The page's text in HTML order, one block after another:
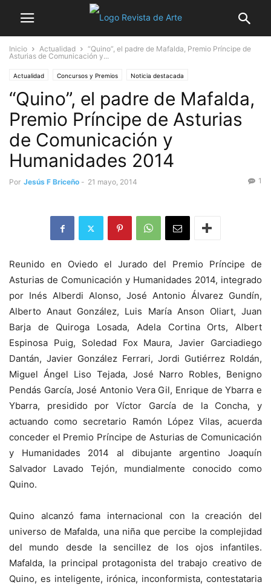
Inicio Actualidad
“Quino”, el padre de Mafalda, Premio Príncipe de
Asturias de Comunicación y...
Actualidad Concursos y Premios Noticia destacada
“Quino”, el padre de Mafalda,
Premio Príncipe de Asturias
de Comunicación y
Humanidades 2014
Por Jesús F Briceño - 21 mayo, 2014 1
Reunido en Oviedo el Jurado del Premio Príncipe de
Asturias de Comunicación y Humanidades 2014, integrado
por Inés Alberdi Alonso, José Antonio Álvarez Gundín,
Alberto Anaut González, Luis María Anson Oliart, Juan
Barja de Quiroga Losada, Adela Cortina Orts, Albert
Espinosa Puig, Soledad Fox Maura, Javier Garciadiego
Dantán, Javier González Ferrari, Jordi Gutiérrez Roldán,
Miguel Ángel Liso Tejada, José Narro Robles, Benigno
Pendás García, José Antonio Vera Gil, Enrique de Ybarra e
Ybarra, presidido por Víctor García de la Concha, y
actuando como secretario Ramón López Vilas, acuerda
conceder el Premio Príncipe de Asturias de Comunicación
y Humanidades 2014 al dibujante argentino Joaquín
Salvador Lavado Tejón, mundialmente conocido como
Quino.
Quino alcanzó fama internacional con la creación del
universo de Mafalda, una niña que percibe la complejidad
del mundo desde la sencillez de los ojos infantiles.
Mafalda, la principal protagonista del trabajo creativo de
Quino, es inteligente, irónica, inconformista, contestataria